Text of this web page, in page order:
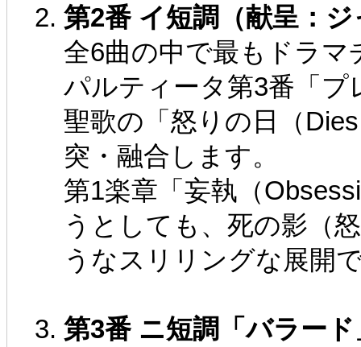
第2番 イ短調（献呈：
全6曲の中で最もドラ
パルティータ第3番「
聖歌の「怒りの日（
突・融合します。
第1楽章「妄執（
うとしても、死の影（
うなスリリングな展開
第3番 ニ短調「バラー